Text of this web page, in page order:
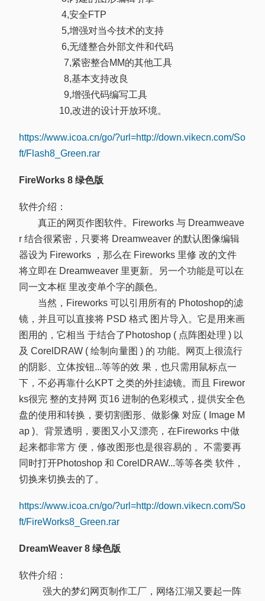
4,安全FTP
5,增强对当今技术的支持
6,无缝整合外部文件和代码
7,紧密整合MM的其他工具
8,基本支持改良
9,增强代码编写工具
10,改进的设计开放环境。
https://www.icoa.cn/go/?url=http://down.vikecn.com/So
ft/Flash8_Green.rar
FireWorks 8 绿色版
软件介绍：
真正的网页作图软件。Fireworks 与 Dreamweave
r 结合很紧密，只要将 Dreamweaver 的默认图像编辑
器设为 Fireworks ，那么在 Fireworks 里修 改的文件
将立即在 Dreamweaver 里更新。另一个功能是可以在
同一文本框 里改变单个字的颜色。
当然，Fireworks 可以引用所有的 Photoshop的滤
镜，并且可以直接将 PSD 格式 图片导入。它是用来画
图用的，它相当 于结合了Photoshop ( 点阵图处理 ) 以
及 CorelDRAW ( 绘制向量图 ) 的 功能。网页上很流行
的阴影、立体按钮...等等的效 果，也只需用鼠标点一
下，不必再靠什么KPT 之类的外挂滤镜。而且 Firewor
ks很完 整的支持网 页16 进制的色彩模式，提供安全色
盘的使用和转换，要切割图形、做影像 对应 ( Image M
ap )、背景透明，要图又小又漂亮，在Fireworks 中做
起来都非常方 便，修改图形也是很容易的 。不需要再
同时打开Photoshop 和 CorelDRAW...等等各类 软件，
切换来切换去的了。
https://www.icoa.cn/go/?url=http://down.vikecn.com/So
ft/FireWorks8_Green.rar
DreamWeaver 8 绿色版
软件介绍：
强大的梦幻网页制作工厂，网络江湖又要起一阵